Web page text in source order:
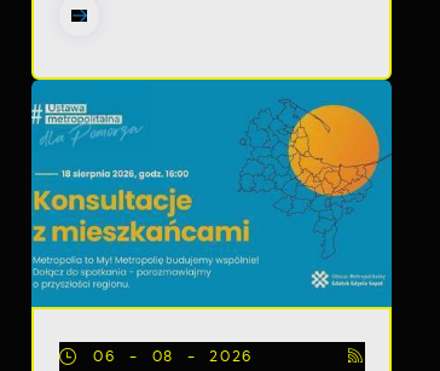
06 - 08 - 2026